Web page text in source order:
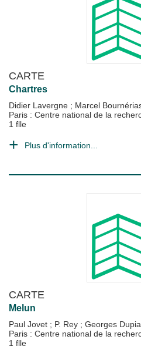
CARTE
Chartres
Didier Lavergne ; Marcel
Paris : Centre national de la
1 flle
Plus d'information...
CARTE
Melun
Paul Jovet ; P. Rey ; Georges
Paris : Centre national de la
1 flle